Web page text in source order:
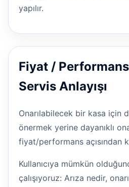
yapılır.
Fiyat /
Servis Anlayışı
Onarılabilecek bir kasa için
önermek yerine dayanıklı
fiyat/performans açısından
Kullanıcıya mümkün
çalışıyoruz: Arıza nedir,